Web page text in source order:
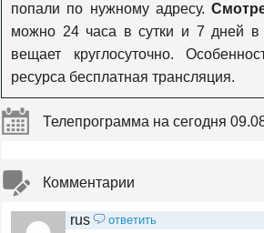
M2
Муз-ТВ
RU TV
попали по нужному адресу.
можно 24 часа в сутки и 7 дней в
вещает круглосуточно.
ресурса бесплатная трансляция.
Телепрограмма на сегодня
Комментарии
rus ответить